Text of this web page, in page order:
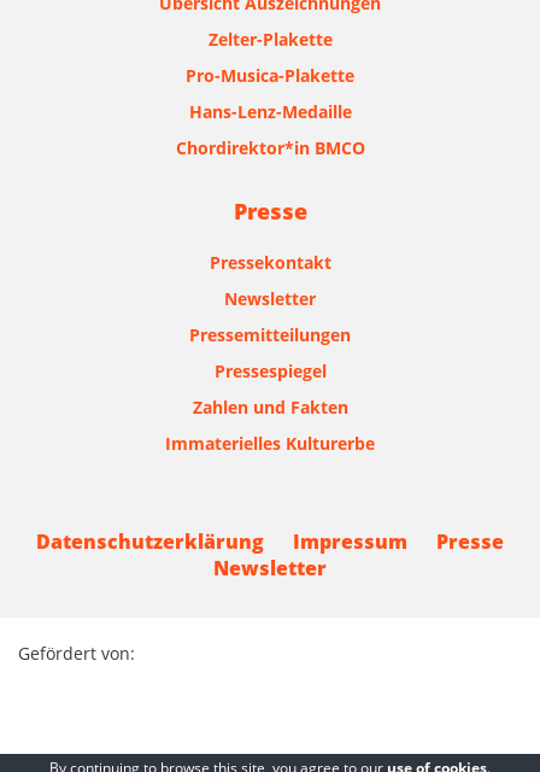
Zelter-Plakette
Pro-Musica-Plakette
Hans-Lenz-Medaille
Chordirektor*in BMCO
Presse
Pressekontakt
Newsletter
Pressemitteilungen
Pressespiegel
Zahlen und Fakten
Immaterielles Kulturerbe
Datenschutzerklärung Impressum
Presse
Newsletter
Gefördert von:
By continuing to browse this site, you agree to our use of cookies.